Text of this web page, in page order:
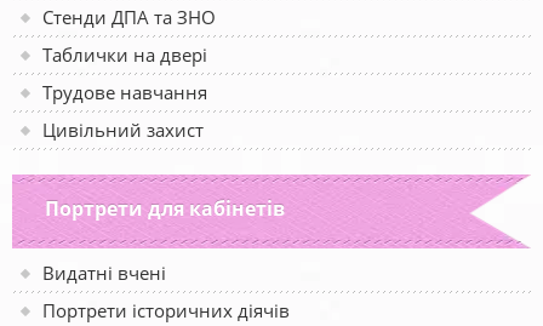
Стенди ДПА та ЗНО
Таблички на двері
Трудове навчання
Цивільний захист
Портрети для кабінетів
Видатні вчені
Портрети історичних діячів